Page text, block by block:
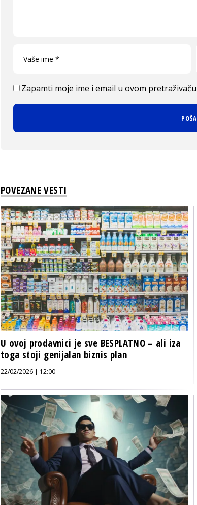
Zapamti moje ime i email u ovom
POVEZANE VESTI
U ovoj prodavnici je sve BESPLATNO – ali iza
toga stoji genijalan biznis plan
22/02/2026 | 12:00